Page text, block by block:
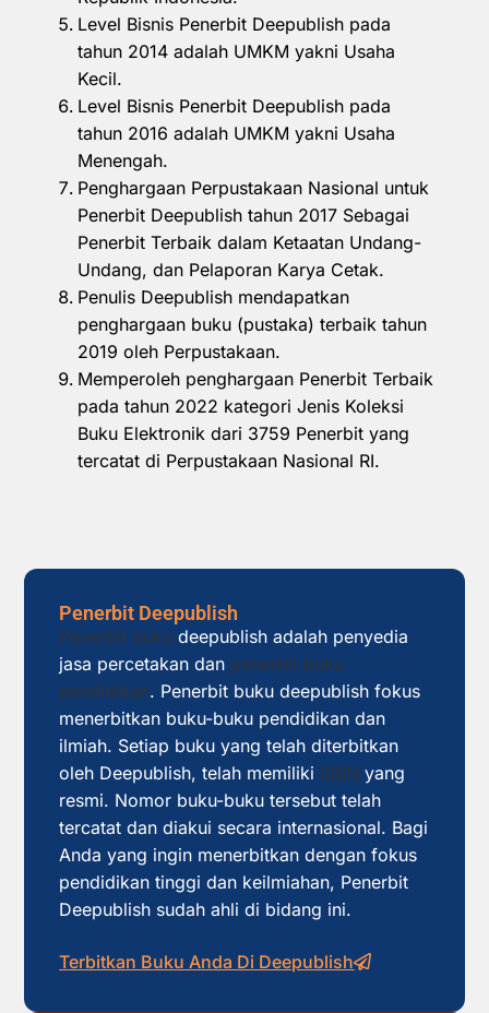
Level Bisnis Penerbit Deepublish pada
tahun 2014 adalah UMKM yakni Usaha
Kecil.
Level Bisnis Penerbit Deepublish pada
tahun 2016 adalah UMKM yakni Usaha
Menengah.
Penghargaan Perpustakaan Nasional untuk
Penerbit Deepublish tahun 2017 Sebagai
Penerbit Terbaik dalam Ketaatan Undang-
Undang, dan Pelaporan Karya Cetak.
Penulis Deepublish mendapatkan
penghargaan buku (pustaka) terbaik tahun
2019 oleh Perpustakaan.
Memperoleh penghargaan Penerbit Terbaik
pada tahun 2022 kategori Jenis Koleksi
Buku Elektronik dari 3759 Penerbit yang
tercatat di Perpustakaan Nasional RI.
Penerbit Deepublish
Penerbit buku deepublish adalah penyedia
jasa percetakan dan penerbit buku
pendidikan. Penerbit buku deepublish fokus
menerbitkan buku-buku pendidikan dan
ilmiah. Setiap buku yang telah diterbitkan
oleh Deepublish, telah memiliki ISBN yang
resmi. Nomor buku-buku tersebut telah
tercatat dan diakui secara internasional. Bagi
Anda yang ingin menerbitkan dengan fokus
pendidikan tinggi dan keilmiahan, Penerbit
Deepublish sudah ahli di bidang ini.
Terbitkan Buku Anda Di Deepublish